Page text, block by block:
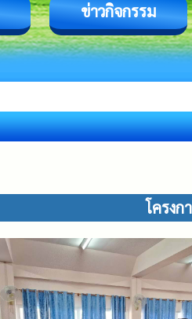
ข่าวกิจกรรม
โครง